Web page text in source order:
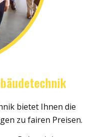
bietet Ihnen die
zu fairen Preisen.